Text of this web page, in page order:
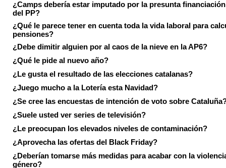
¿Camps debería estar imputado por la presunta
del PP?
¿Qué le parece tener en cuenta toda la vida laboral para
pensiones?
¿Debe dimitir alguien por al caos de la nieve en la AP6?
¿Qué le pide al nuevo año?
¿Le gusta el resultado de las elecciones catalanas?
¿Juego mucho a la Lotería esta Navidad?
¿Se cree las encuestas de intención de voto sobre
¿Suele usted ver series de televisión?
¿Le preocupan los elevados niveles de contaminación?
¿Aprovecha las ofertas del Black Friday?
¿Deberían tomarse más medidas para acabar con la
género?